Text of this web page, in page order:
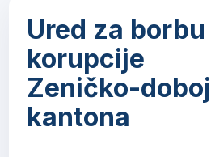
Ured za
korupcije
Zeničko-
kantona